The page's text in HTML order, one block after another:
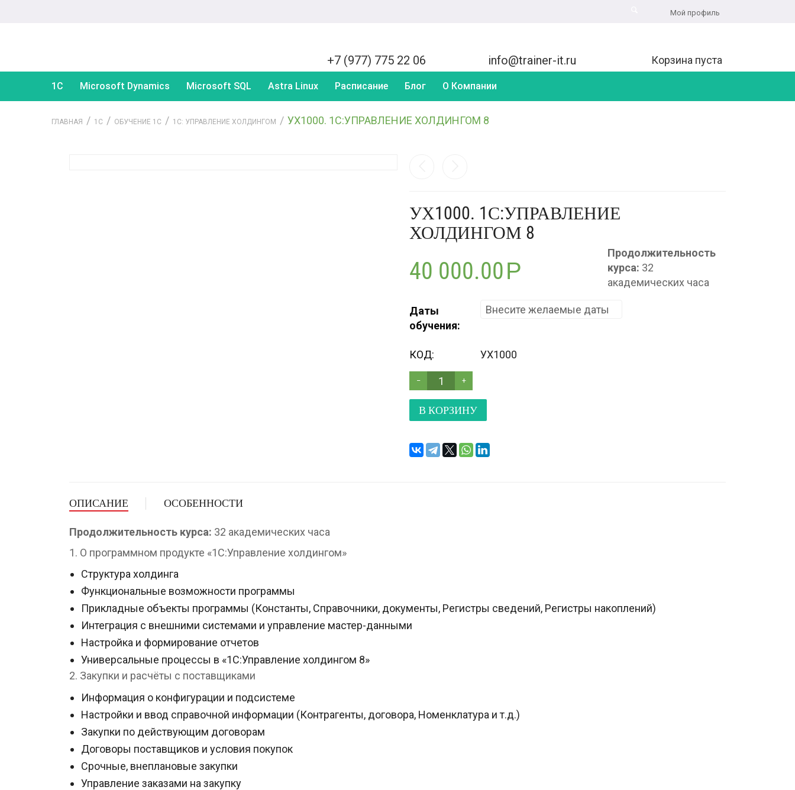
Мой профиль
Корзина пуста
+7 (977) 775 22 06 info@trainer-it.ru
1С Microsoft Dynamics Microsoft SQL Astra Linux Расписание Блог О Компании
ГЛАВНАЯ / 1С / ОБУЧЕНИЕ 1С / 1С: УПРАВЛЕНИЕ ХОЛДИНГОМ / УХ1000. 1С:УПРАВЛЕНИЕ ХОЛДИНГОМ 8
УХ1000. 1С:УПРАВЛЕНИЕ
ХОЛДИНГОМ 8
Продолжительность
курса: 32
академических часа
40 000.00Р
Даты
обучения:
КОД: УХ1000
− +
В КОРЗИНУ
ОПИСАНИЕ ОСОБЕННОСТИ
Продолжительность курса: 32 академических часа
1. О программном продукте «1С:Управление холдингом»
Структура холдинга
Функциональные возможности программы
Прикладные объекты программы (Константы, Справочники, документы, Регистры сведений, Регистры накоплений)
Интеграция с внешними системами и управление мастер-данными
Настройка и формирование отчетов
Универсальные процессы в «1С:Управление холдингом 8»
2. Закупки и расчёты с поставщиками
Информация о конфигурации и подсистеме
Настройки и ввод справочной информации (Контрагенты, договора, Номенклатура и т.д.)
Закупки по действующим договорам
Договоры поставщиков и условия покупок
Срочные, внеплановые закупки
Управление заказами на закупку